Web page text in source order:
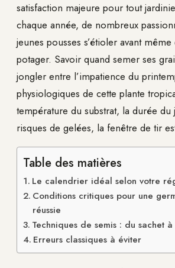
satisfaction majeure pour tout
chaque année, de nombreux
jeunes pousses s’étioler avant même
potager. Savoir quand semer ses
jongler entre l’impatience du
physiologiques de cette plante
température du substrat, la durée du
risques de gelées, la fenêtre de tir
Table des matières
Le calendrier idéal selon votre
Conditions critiques pour une
réussie
Techniques de semis : du sachet
Erreurs classiques à éviter